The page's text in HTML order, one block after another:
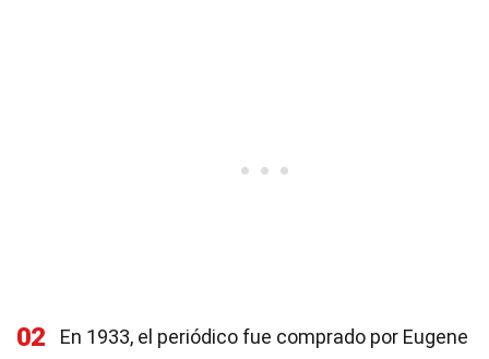
02
En 1933, el periódico fue comprado por Eugene